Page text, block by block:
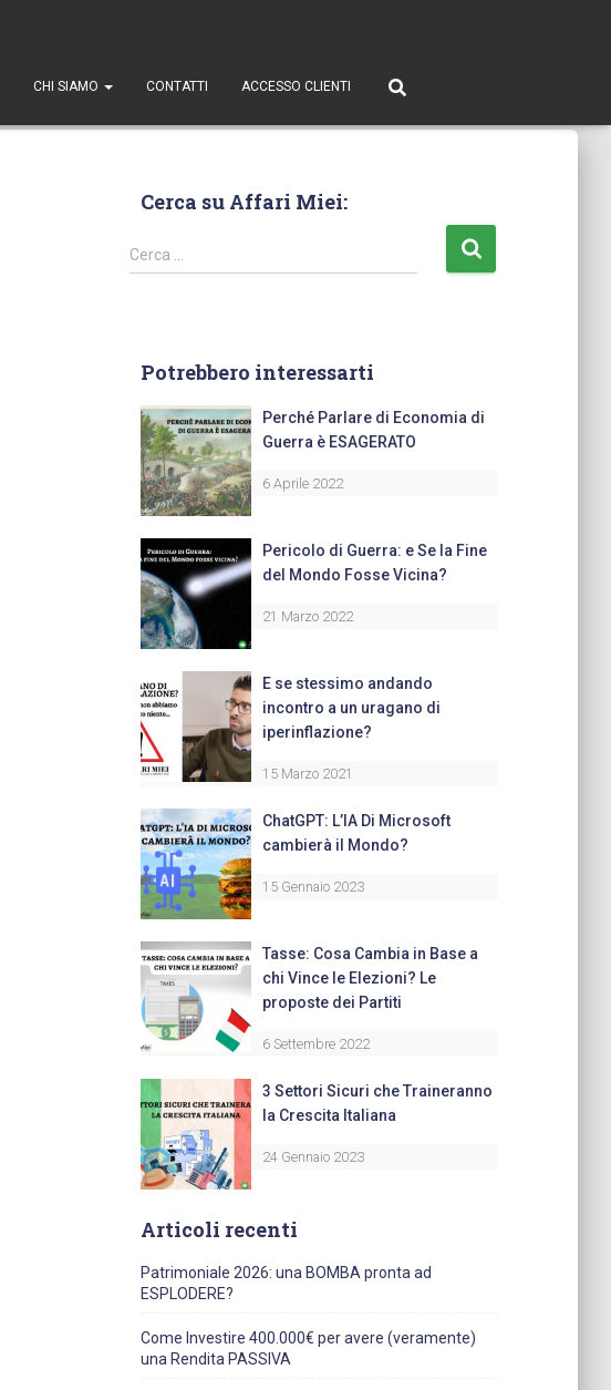
CHI SIAMO CONTATTI ACCESSO CLIENTI
Cerca su Affari Miei:
Cerca …
Potrebbero interessarti
Perché Parlare di Economia di
Guerra è ESAGERATO
6 Aprile 2022
Pericolo di Guerra: e Se la Fine
del Mondo Fosse Vicina?
21 Marzo 2022
E se stessimo andando
incontro a un uragano di
iperinflazione?
15 Marzo 2021
ChatGPT: L’IA Di Microsoft
cambierà il Mondo?
15 Gennaio 2023
Tasse: Cosa Cambia in Base a
chi Vince le Elezioni? Le
proposte dei Partiti
6 Settembre 2022
3 Settori Sicuri che Traineranno
la Crescita Italiana
24 Gennaio 2023
Articoli recenti
Patrimoniale 2026: una BOMBA pronta ad
ESPLODERE?
Come Investire 400.000€ per avere (veramente)
una Rendita PASSIVA